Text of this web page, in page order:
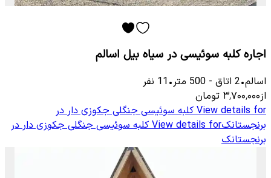
اجاره کلبه سوئیسی در سیاه بیل اسالم
اسالم•
2 اتاق -
500 متر•
11 نفر
از۳٬۷۰۰٬۰۰۰ تومان
View details for کلبه سوئیسی جنگلی جکوزی دار در
برنجستانکView details for کلبه سوئیسی جنگلی جکوزی دار در
برنجستانک